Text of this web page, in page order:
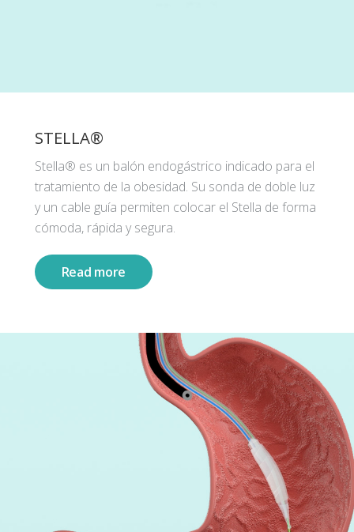
STELLA®
Stella® es un balón endogástrico indicado para el
tratamiento de la obesidad. Su sonda de doble luz
y un cable guía permiten colocar el Stella de forma
cómoda, rápida y segura.
Read more